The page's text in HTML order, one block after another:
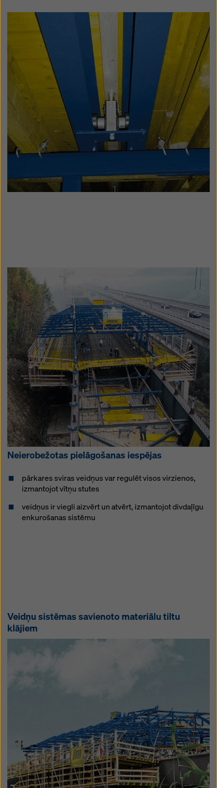
Neierobežotas pielāgošanas iespējas
pārkares sviras veidņus var regulēt visos virzienos,
izmantojot vītņu stutes
veidņus ir viegli aizvērt un atvērt, izmantojot divdaļīgu
enkurošanas sistēmu
Veidņu sistēmas savienoto materiālu tiltu
klājiem